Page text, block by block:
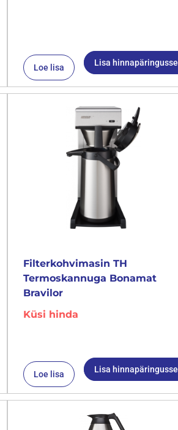
Loe lisa Lisa hinnapäringusse
Filterkohvimasin TH
Termoskannuga Bonamat
Bravilor
Küsi hinda
Loe lisa Lisa hinnapäringusse